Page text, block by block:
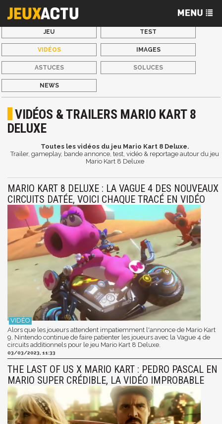
JEU TEST
VIDÉOS IMAGES
ASTUCES SOLUCES
NEWS
VIDÉOS & TRAILERS MARIO KART 8
DELUXE
Toutes les vidéos du jeu Mario Kart 8 Deluxe.
Trailer, gameplay, bande annonce, test, vidéo & reportage autour du jeu
Mario Kart 8 Deluxe
MARIO KART 8 DELUXE : LA VAGUE 4 DES NOUVEAUX
CIRCUITS DATÉE, VOICI CHAQUE TRACÉ EN VIDÉO
Alors que les joueurs attendent impatiemment l'annonce de Mario Kart
9, Nintendo continue de faire patienter les joueurs avec la Vague 4 de
circuits additionnels pour le jeu Mario Kart 8 Deluxe.
03/03/2023, 11:33
THE LAST OF US X MARIO KART : PEDRO PASCAL EN
MARIO SUPER CRÉDIBLE, LA VIDÉO IMPROBABLE